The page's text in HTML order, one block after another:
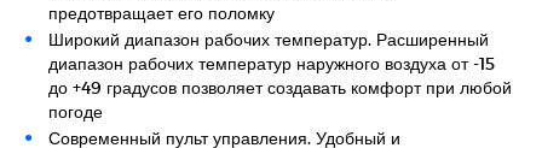
предотвращает его поломку
Широкий диапазон рабочих температур. Расширенный
диапазон рабочих температур наружного воздуха от -15
до +49 градусов позволяет создавать комфорт при любой
погоде
Современный пульт управления. Удобный и